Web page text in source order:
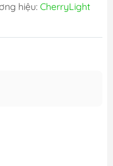
hiệu: CherryLight